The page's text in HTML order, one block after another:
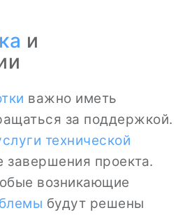
и
важно иметь
за поддержкой.
технической
завершения проекта.
возникающие
будут решены